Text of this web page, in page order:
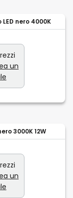
nero 4000K
un
3000K 12W
un